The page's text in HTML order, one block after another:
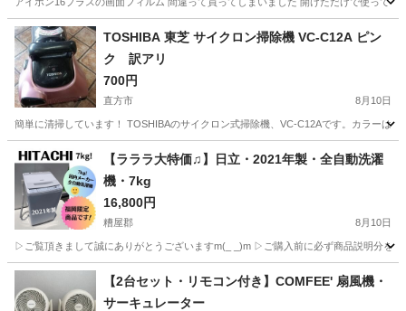
福岡 福岡市 電話、ＦＡＸ アイホン
TOSHIBA 東芝 サイクロン掃除機 VC-C12A ピン
ク 訳アリ
700円
直方市 8月10日
簡単に清掃しています！ TOSHIBAのサイクロン式掃除機、VC-C12Aです。カラーは
福岡 直方市 生活家電
【ラララ大特価♫】日立・2021年製・全自動洗濯
機・7kg
16,800円
糟屋郡 8月10日
▷ご覧頂きまして誠にありがとうございますm(_ _)m ▷ご購入前に必ず商品説明分
福岡 糟屋郡 生活家電 商品
【2台セット・リモコン付き】COMFEE' 扇風機・
サーキュレーター